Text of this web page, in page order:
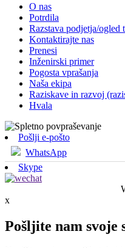
O nas
Potrdila
Razstava podjetja/ogled
Kontaktirajte nas
Prenesi
Inženirski primer
Pogosta vprašanja
Naša ekipa
Raziskave in razvoj
Hvala
Pošlji e-pošto
WhatsApp
Skype
x
Pošljite nam svoje